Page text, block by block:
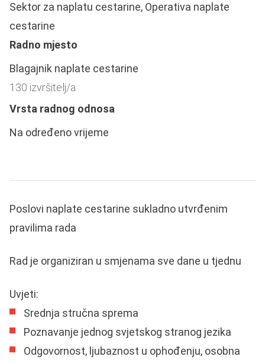
Sektor za naplatu cestarine, Operativa naplate
cestarine
Radno mjesto
Blagajnik naplate cestarine
130 izvršitelj/a
Vrsta radnog odnosa
Na određeno vrijeme
Poslovi naplate cestarine sukladno utvrđenim
pravilima rada
Rad je organiziran u smjenama sve dane u tjednu
Uvjeti:
Srednja stručna sprema
Poznavanje jednog svjetskog stranog jezika
Odgovornost, ljubaznost u ophođenju, osobna